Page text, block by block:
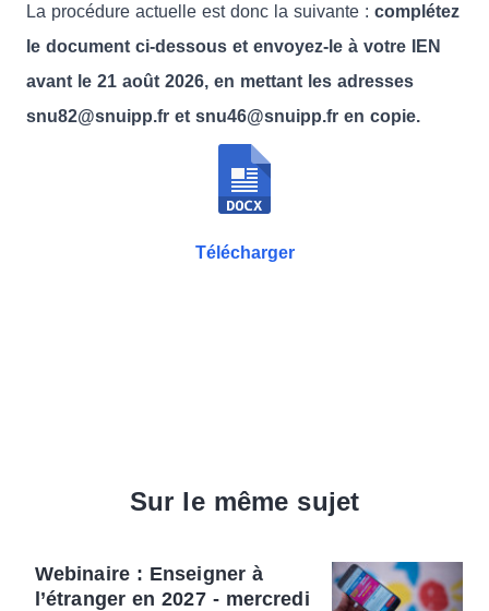
La procédure actuelle est donc la suivante : complétez
le document ci-dessous et envoyez-le à votre IEN
avant le 21 août 2026, en mettant les adresses
snu82@snuipp.fr et snu46@snuipp.fr en copie.
Télécharger
Sur le même sujet
Webinaire : Enseigner à
l’étranger en 2027 - mercredi